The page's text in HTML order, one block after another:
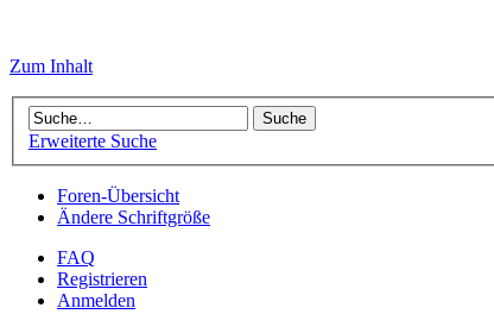
Zum Inhalt
Erweiterte Suche
Foren-Übersicht
Ändere Schriftgröße
FAQ
Registrieren
Anmelden